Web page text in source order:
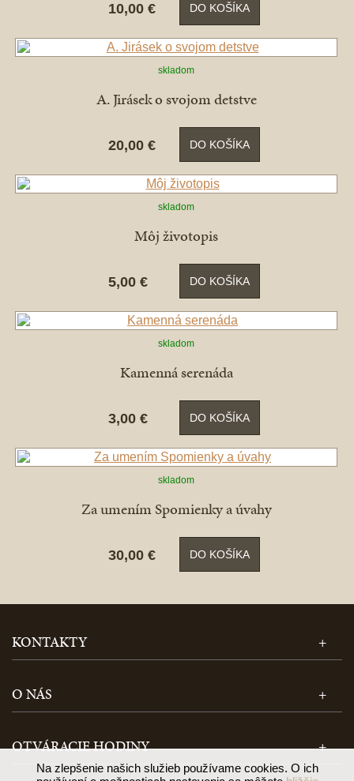
10,00 € DO KOŠÍKA
skladom
A. Jirásek o svojom detstve
20,00 € DO KOŠÍKA
skladom
Môj životopis
5,00 € DO KOŠÍKA
skladom
Kamenná serenáda
3,00 € DO KOŠÍKA
skladom
Za umením Spomienky a úvahy
30,00 € DO KOŠÍKA
KONTAKTY
O NÁS
OTVÁRACIE HODINY
Na zlepšenie našich služieb používame cookies. O ich